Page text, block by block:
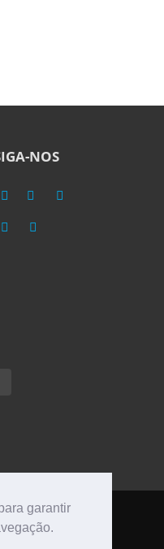
garantir
NOS
Rui Osório e